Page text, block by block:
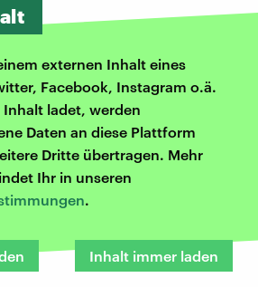
externen Inhalt eines
Facebook, Instagram o.ä.
Inhalt ladet, werden
Daten an diese Plattform
Dritte übertragen. Mehr
Ihr in unseren
.
Inhalt immer laden